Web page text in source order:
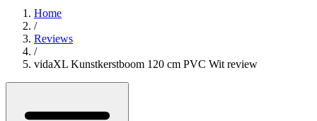
Home
/
Reviews
/
vidaXL Kunstkerstboom 120 cm PVC Wit review